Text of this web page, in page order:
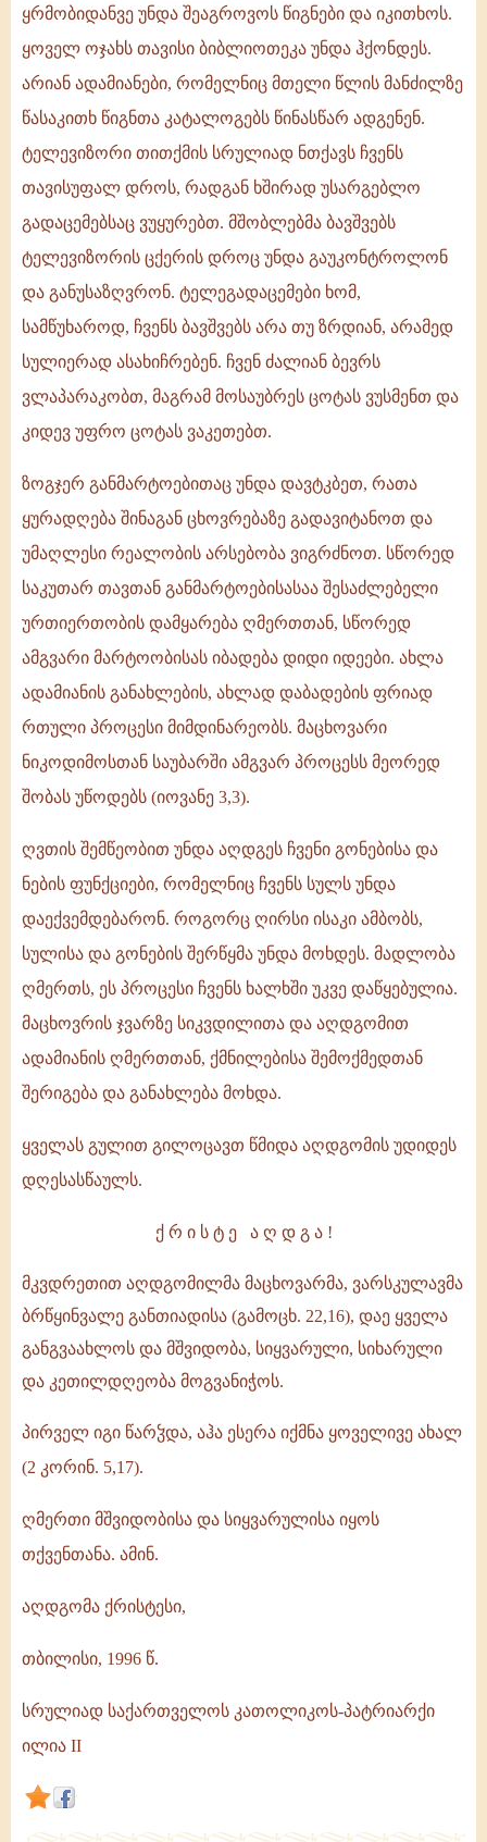
ყრმობიდანვე უნდა შეაგროვოს წიგნები და იკითხოს.
ყოველ ოჯახს თავისი ბიბლიოთეკა უნდა ჰქონდეს.
არიან ადამიანები, რომელნიც მთელი წლის მანძილზე
წასაკითხ წიგნთა კატალოგებს წინასწარ ადგენენ.
ტელევიზორი თითქმის სრულიად ნთქავს ჩვენს
თავისუფალ დროს, რადგან ხშირად უსარგებლო
გადაცემებსაც ვუყურებთ. მშობლებმა ბავშვებს
ტელევიზორის ცქერის დროც უნდა გაუკონტროლონ
და განუსაზღვრონ. ტელეგადაცემები ხომ,
სამწუხაროდ, ჩვენს ბავშვებს არა თუ ზრდიან, არამედ
სულიერად ასახიჩრებენ. ჩვენ ძალიან ბევრს
ვლაპარაკობთ, მაგრამ მოსაუბრეს ცოტას ვუსმენთ და
კიდევ უფრო ცოტას ვაკეთებთ.
ზოგჯერ განმარტოებითაც უნდა დავტკბეთ, რათა
ყურადღება შინაგან ცხოვრებაზე გადავიტანოთ და
უმაღლესი რეალობის არსებობა ვიგრძნოთ. სწორედ
საკუთარ თავთან განმარტოებისასაა შესაძლებელი
ურთიერთობის დამყარება ღმერთთან, სწორედ
ამგვარი მარტოობისას იბადება დიდი იდეები. ახლა
ადამიანის განახლების, ახლად დაბადების ფრიად
რთული პროცესი მიმდინარეობს. მაცხოვარი
ნიკოდიმოსთან საუბარში ამგვარ პროცესს მეორედ
შობას უწოდებს (იოვანე 3,3).
ღვთის შემწეობით უნდა აღდგეს ჩვენი გონებისა და
ნების ფუნქციები, რომელნიც ჩვენს სულს უნდა
დაექვემდებარონ. როგორც ღირსი ისაკი ამბობს,
სულისა და გონების შერწყმა უნდა მოხდეს. მადლობა
ღმერთს, ეს პროცესი ჩვენს ხალხში უკვე დაწყებულია.
მაცხოვრის ჯვარზე სიკვდილითა და აღდგომით
ადამიანის ღმერთთან, ქმნილებისა შემოქმედთან
შერიგება და განახლება მოხდა.
ყველას გულით გილოცავთ წმიდა აღდგომის უდიდეს
დღესასწაულს.
ქ რ ი ს ტ ე ა ღ დ გ ა !
მკვდრეთით აღდგომილმა მაცხოვარმა, ვარსკულავმა
ბრწყინვალე განთიადისა (გამოცხ. 22,16), დაე ყველა
განგვაახლოს და მშვიდობა, სიყვარული, სიხარული
და კეთილდღეობა მოგვანიჭოს.
პირველ იგი წარჴდა, აჰა ესერა იქმნა ყოველივე ახალ
(2 კორინ. 5,17).
ღმერთი მშვიდობისა და სიყვარულისა იყოს
თქვენთანა. ამინ.
აღდგომა ქრისტესი,
თბილისი, 1996 წ.
სრულიად საქართველოს კათოლიკოს-პატრიარქი
ილია II